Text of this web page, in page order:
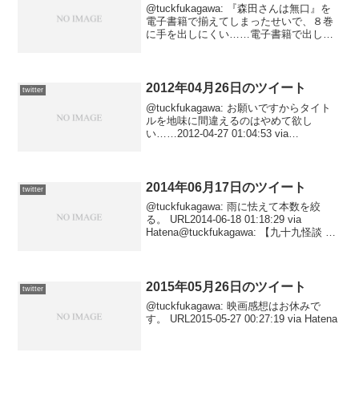
@tuckfukagawa: 『森田さんは無口』を
電子書籍で揃えてしまったせいで、８巻
に手を出しにくい……電子書籍で出して
twitter 2012年04月26日のツイート
@tuckfukagawa: お願いですからタイト
ルを地味に間違えるのはやめて欲し
い……2012-04-27 01:04:53 via
twitter 2014年06月17日のツイート
@tuckfukagawa: 雨に怯えて本数を絞
る。 URL2014-06-18 01:18:29 via
Hatena@tuckfukagawa: 【九十九怪談 第
twitter 2015年05月26日のツイート
@tuckfukagawa: 映画感想はお休みで
す。 URL2015-05-27 00:27:19 via Hatena